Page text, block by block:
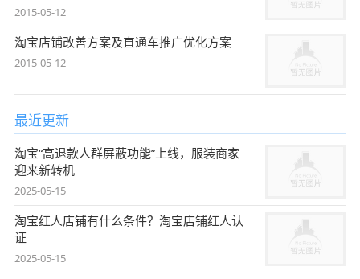
2015-05-12
淘宝店铺改善方案及直通车推广优化方案
2015-05-12
最近更新
淘宝“高退款人群屏蔽功能”上线，服装商家
迎来新转机
2025-05-15
淘宝红人店铺有什么条件？淘宝店铺红人认
证
2025-05-15